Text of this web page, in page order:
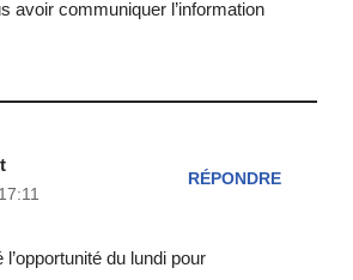
avoir communiquer l’information
RÉPONDRE
l’opportunité du lundi pour